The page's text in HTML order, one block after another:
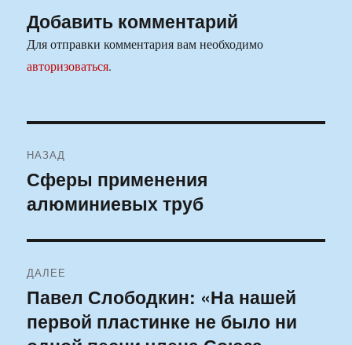
Добавить комментарий
Для отправки комментария вам необходимо
авторизоваться.
по
записям
НАЗАД
Предыдущая
запись:
Сферы применения
алюминиевых труб
ДАЛЕЕ
Следующая
запись:
Павел Слободкин: «На нашей
первой пластинке не было ни